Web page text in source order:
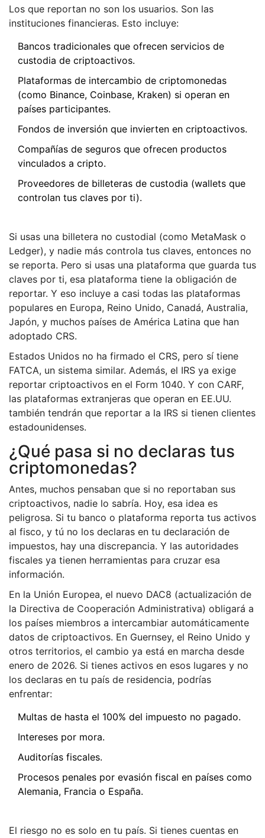
Los que reportan no son los usuarios. Son las
instituciones financieras. Esto incluye:
Bancos tradicionales que ofrecen servicios de
custodia de criptoactivos.
Plataformas de intercambio de criptomonedas
(como Binance, Coinbase, Kraken) si operan en
países participantes.
Fondos de inversión que invierten en criptoactivos.
Compañías de seguros que ofrecen productos
vinculados a cripto.
Proveedores de billeteras de custodia (wallets que
controlan tus claves por ti).
Si usas una billetera no custodial (como MetaMask o
Ledger), y nadie más controla tus claves, entonces no
se reporta. Pero si usas una plataforma que guarda tus
claves por ti, esa plataforma tiene la obligación de
reportar. Y eso incluye a casi todas las plataformas
populares en Europa, Reino Unido, Canadá, Australia,
Japón, y muchos países de América Latina que han
adoptado CRS.
Estados Unidos no ha firmado el CRS, pero sí tiene
FATCA, un sistema similar. Además, el IRS ya exige
reportar criptoactivos en el Form 1040. Y con CARF,
las plataformas extranjeras que operan en EE.UU.
también tendrán que reportar a la IRS si tienen clientes
estadounidenses.
¿Qué pasa si no declaras tus
criptomonedas?
Antes, muchos pensaban que si no reportaban sus
criptoactivos, nadie lo sabría. Hoy, esa idea es
peligrosa. Si tu banco o plataforma reporta tus activos
al fisco, y tú no los declaras en tu declaración de
impuestos, hay una discrepancia. Y las autoridades
fiscales ya tienen herramientas para cruzar esa
información.
En la Unión Europea, el nuevo DAC8 (actualización de
la Directiva de Cooperación Administrativa) obligará a
los países miembros a intercambiar automáticamente
datos de criptoactivos. En Guernsey, el Reino Unido y
otros territorios, el cambio ya está en marcha desde
enero de 2026. Si tienes activos en esos lugares y no
los declaras en tu país de residencia, podrías
enfrentar:
Multas de hasta el 100% del impuesto no pagado.
Intereses por mora.
Auditorías fiscales.
Procesos penales por evasión fiscal en países como
Alemania, Francia o España.
El riesgo no es solo en tu país. Si tienes cuentas en